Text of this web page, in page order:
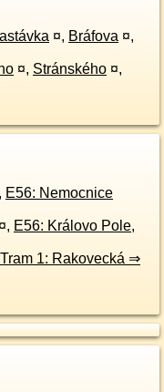
¤, Bráfova ¤,
¤, Stránského ¤,
, E56: Nemocnice
¤, E56: Královo Pole,
Tram 1: Rakovecká ⇒